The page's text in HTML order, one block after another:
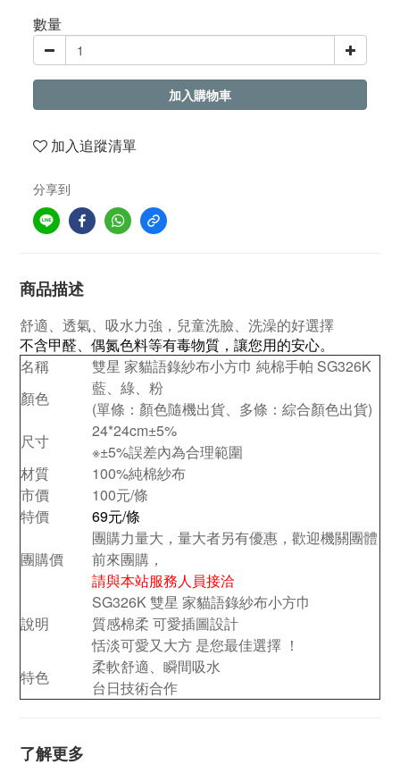
數量
加入購物車
加入追蹤清單
分享到
商品描述
舒適、透氣、吸水力強，兒童洗臉、洗澡的好選擇
不含甲醛、偶氮色料等有毒物質，讓您用的安心。
名稱
雙星 家貓語錄紗布小方巾 純棉手帕 SG326K
顏色
藍、綠、粉
(單條：顏色隨機出貨、多條：綜合顏色出貨)
尺寸
24*24cm±5%
※±5%誤差內為合理範圍
材質
100%純棉紗布
市價
100元/條
特價
69元/條
團購價
團購力量大，量大者另有優惠，歡迎機關團體
前來團購，
請與本站服務人員接洽
說明
SG326K 雙星 家貓語錄紗布小方巾
質感棉柔 可愛插圖設計
恬淡可愛又大方 是您最佳選擇 ！
特色
柔軟舒適、瞬間吸水
台日技術合作
了解更多